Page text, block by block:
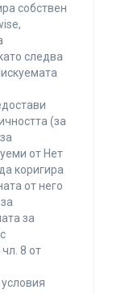
собствен
следва
(за
от Нет
коригира
от него
за
8 от